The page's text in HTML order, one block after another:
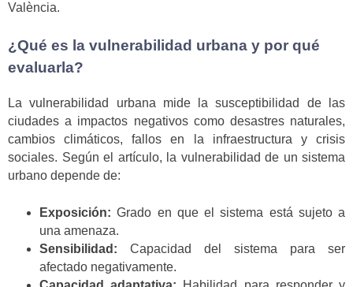
València.
¿Qué es la vulnerabilidad urbana y por qué
evaluarla?
La vulnerabilidad urbana mide la susceptibilidad de las
ciudades a impactos negativos como desastres naturales,
cambios climáticos, fallos en la infraestructura y crisis
sociales. Según el artículo, la vulnerabilidad de un sistema
urbano depende de:
Exposición: Grado en que el sistema está sujeto a
una amenaza.
Sensibilidad: Capacidad del sistema para ser
afectado negativamente.